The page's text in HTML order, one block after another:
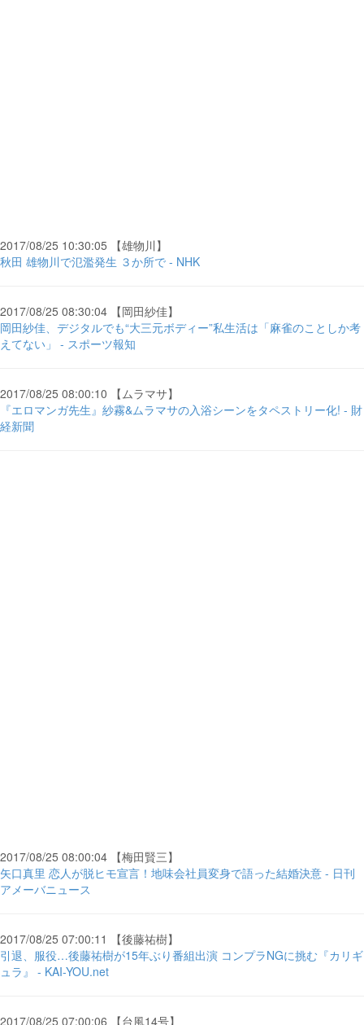
2017/08/25 10:30:05 【雄物川】
秋田 雄物川で氾濫発生 ３か所で - NHK
2017/08/25 08:30:04 【岡田紗佳】
岡田紗佳、デジタルでも“大三元ボディー”私生活は「麻雀のことしか考
えてない」 - スポーツ報知
2017/08/25 08:00:10 【ムラマサ】
『エロマンガ先生』紗霧&ムラマサの入浴シーンをタペストリー化! - 財
経新聞
2017/08/25 08:00:04 【梅田賢三】
矢口真里 恋人が脱ヒモ宣言！地味会社員変身で語った結婚決意 - 日刊
アメーバニュース
2017/08/25 07:00:11 【後藤祐樹】
引退、服役…後藤祐樹が15年ぶり番組出演 コンプラNGに挑む『カリギ
ュラ』 - KAI-YOU.net
2017/08/25 07:00:06 【台風14号】